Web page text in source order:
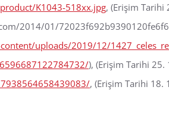
K1043-518xx.jpg, (Erişim Tarihi
2014/01/
uploads/2019/12/
), (Erişim Tarihi 25.
, (Erişim Tarihi 18.